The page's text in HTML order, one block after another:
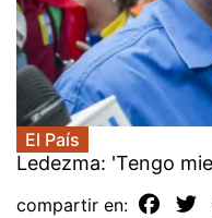
El País
Ledezma: 'Tengo
compartir en: